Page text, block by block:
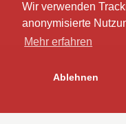
Wir verwenden
anonymisierte
Mehr erfahren
Ablehnen